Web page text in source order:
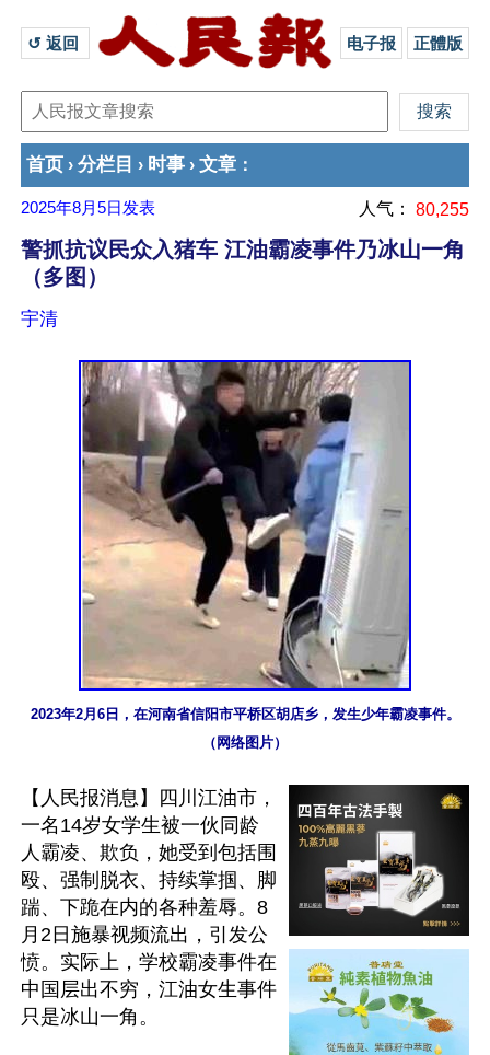
↺ 返回 电子报 正體版
首页 › 分栏目 › 时事 › 文章 ：
2025年8月5日 发表 人气： 80,255
警抓抗议民众入猪车 江油霸凌事件乃冰山一角
（多图）
宇清
2023年2月6日，在河南省信阳市平桥区胡店乡，发生少年霸凌事件。
（网络图片）
【人民报消息】四川江油市，
一名14岁女学生被一伙同龄
人霸凌、欺负，她受到包括围
殴、强制脱衣、持续掌掴、脚
踹、下跪在内的各种羞辱。8
月2日施暴视频流出，引发公
愤。实际上，学校霸凌事件在
中国层出不穷，江油女生事件
只是冰山一角。